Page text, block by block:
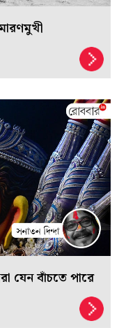
যেন বাঁচতে পারে